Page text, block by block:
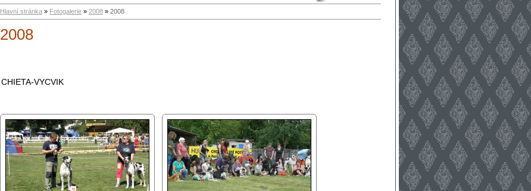
Hlavní stránka » Fotogalerie » 2008 » 2008
2008
CHIETA-VYCVIK